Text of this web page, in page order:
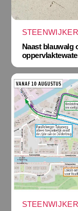
Naast blauwalg